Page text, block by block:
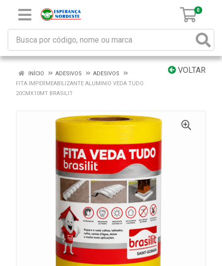
0
VOLTAR
INÍCIO ADESIVOS
ADESIVOS
FITA IMPERMEABILIZANTE ALUMINIO VEDA TUDO
20CMX10MT BRASILIT